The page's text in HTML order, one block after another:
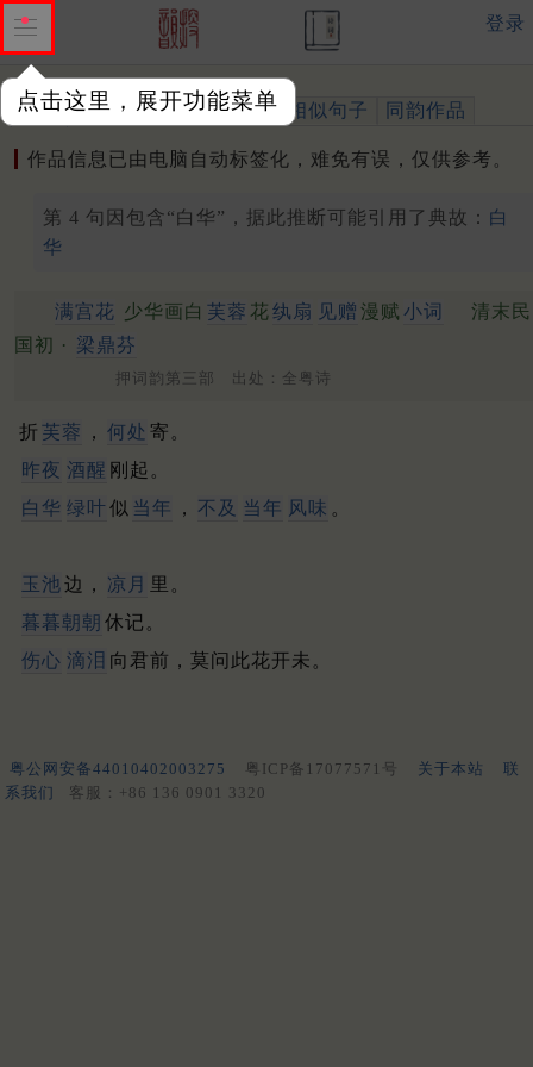
点击这里，展开功能菜单
登录
作品 标注四声 出处、引用 相似句子 同韵作品
作品信息已由电脑自动标签化，难免有误，仅供参考。
第 4 句因包含“白华”，据此推断可能引用了典故： 白
华
满宫花 少华画白 芙蓉 花纨扇 见赠 漫赋 小词
清末民
国初 ·
梁鼎芬
押词韵第三部 出处：全粤诗
折 芙蓉 ， 何处 寄。
昨夜 酒醒 刚起。
白华 绿叶似 当年 ， 不及 当年 风味 。
玉池边， 凉月 里。
暮暮朝朝 休记。
伤心 滴泪 向君前，莫问此花开未。
粤公网安备44010402003275 粤ICP备17077571号 关于本站
联
系我们
客服：+86 136 0901 3320